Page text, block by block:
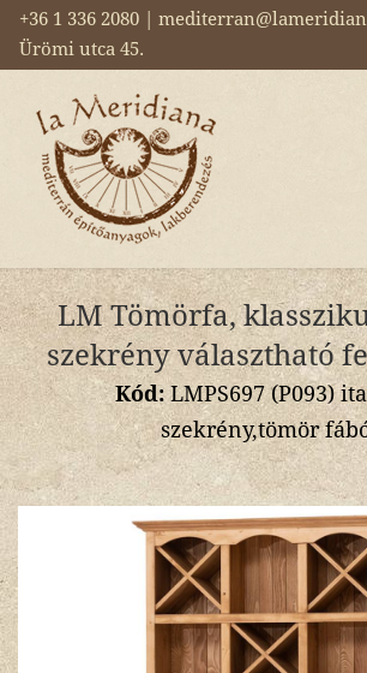
+36 1 336 2080 |
Ürömi utca 45.
LM Tömörfa,
szekrény választható
Kód: LMPS697 (P093)
szekrény,tömör